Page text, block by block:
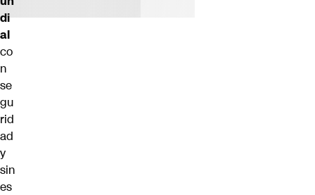
di
al
co
n
se
gu
rid
ad
y
sin
es